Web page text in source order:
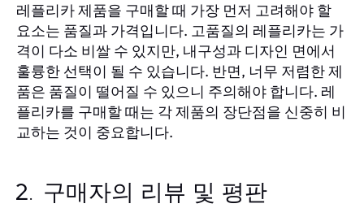
레플리카 제품을 구매할 때 가장 먼저 고려해야 할
요소는 품질과 가격입니다. 고품질의 레플리카는 가
격이 다소 비쌀 수 있지만, 내구성과 디자인 면에서
훌륭한 선택이 될 수 있습니다. 반면, 너무 저렴한 제
품은 품질이 떨어질 수 있으니 주의해야 합니다. 레
플리카를 구매할 때는 각 제품의 장단점을 신중히 비
교하는 것이 중요합니다.
2. 구매자의 리뷰 및 평판